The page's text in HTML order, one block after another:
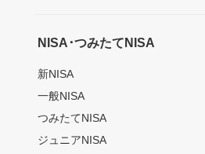
NISA･つみたてNISA
新NISA
一般NISA
つみたてNISA
ジュニアNISA